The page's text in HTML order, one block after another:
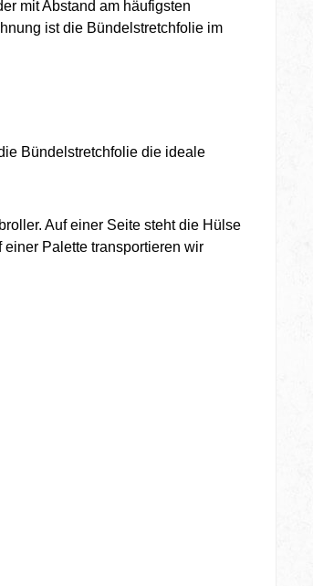
mit Abstand am häufigsten
ist die Bündelstretchfolie im
Bündelstretchfolie die ideale
Auf einer Seite steht die Hülse
Palette transportieren wir